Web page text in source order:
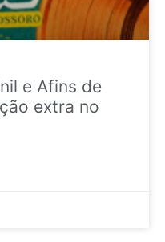
e Afins de
extra no